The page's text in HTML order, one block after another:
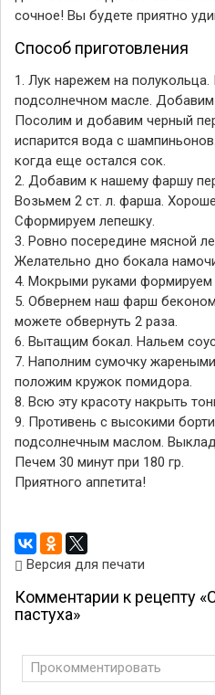
сочное! Вы будете приятно
Способ приготовления
1. Лук нарежем на
подсолнечном масле.
Посолим и добавим черный
испарится вода с
когда еще остался сок.
2. Добавим к нашему фаршу
Возьмем 2 ст. л. фарша.
Сформируем лепешку.
3. Ровно посередине мясной
Желательно дно бокала
4. Мокрыми руками формируем
5. Обвернем наш фарш
можете обвернуть 2 раза.
6. Вытащим бокал. Нальем
7. Наполним сумочку
положим кружок помидора.
8. Всю эту красоту накрыть
9. Противень с высокими
подсолнечным маслом.
Печем 30 минут при 180 гр.
Приятного аппетита!
Версия для печати
Комментарии к рецепту
пастуха»
Прокомментировать